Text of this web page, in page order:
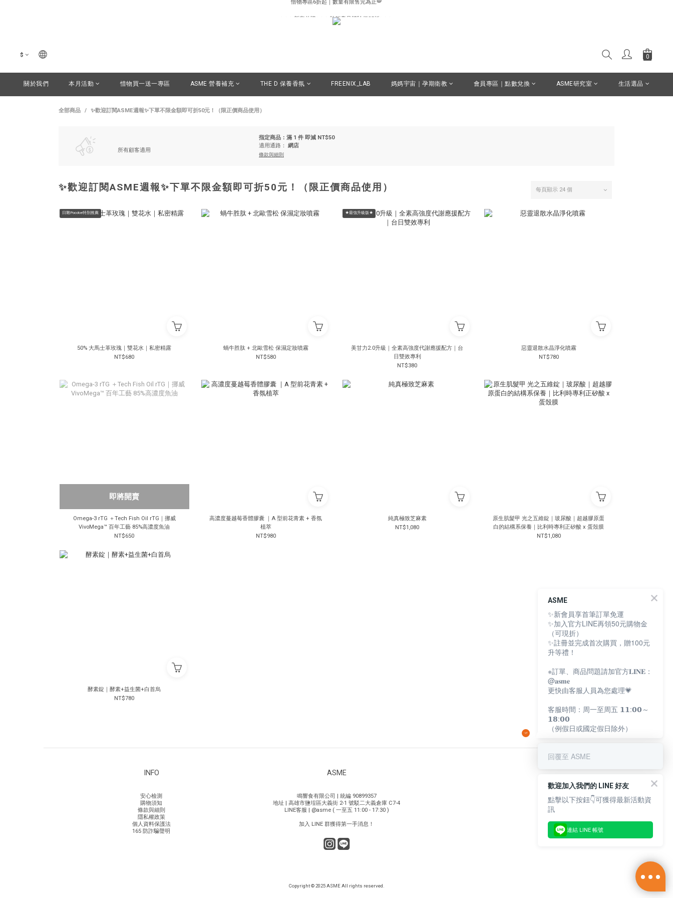
$
關於我們 本月活動 惜物買一送一專區 ASME 營養補充 THE D 保養香氛 FREENIX_LAB 媽媽宇宙｜孕期衛教 會員專區｜點數兌換 ASME研究室 生活選品
全部商品 ✨歡迎訂閱ASME週報✨下單不限金額即可折50元！（限正價商品使用）
所有顧客適用
指定商品：滿 1 件 即減 NT$50
適用通路： 網店
條款與細則
✨歡迎訂閱ASME週報✨下單不限金額即可折50元！（限正價商品使用） 每頁顯示 24 個
日雜Poco'ce特別推薦
50% 大馬士革玫瑰｜雙花水｜私密精露
NT$680
蝸牛胜肽 + 北歐雪松 保濕定妝噴霧
NT$580
★最強升級版★
美甘力2.0升級｜全素高強度代謝應援配方｜台
日雙效專利
NT$380
惡靈退散水晶淨化噴霧
NT$780
即將開賣
Omega-3 rTG ＋Tech Fish Oil rTG｜挪威
VivoMega™ 百年工藝 85%高濃度魚油
NT$650
高濃度蔓越莓香體膠囊 ｜A 型前花青素 + 香氛
植萃
NT$980
純真極致芝麻素
NT$1,080
原生肌髮甲 光之五維錠｜玻尿酸｜超越膠原蛋
白的結構系保養｜比利時專利正矽酸 x 蛋殼膜
NT$1,080
酵素錠｜酵素+益生菌+白首烏
NT$780
INFO
安心檢測
購物須知
條款與細則
隱私權政策
個人資料保護法
165 防詐騙聲明
ASME
鳴響食有限公司 | 統編 90899357
地址 | 高雄市鹽埕區大義街 2-1 號駁二大義倉庫 C7-4
LINE客服 | @asme ( 一至五 11:00 - 17:30 )
加入 LINE 群獲得第一手消息！
Copyright © 2025 ASME All rights reserved.
ASME
✨新會員享首筆訂單免運
✨加入官方LINE再領50元購物金
（可現折）
✨註冊並完成首次購買，贈100元
升等禮！
※訂單、商品問題請加官方𝐋𝐈𝐍𝐄：
@𝐚𝐬𝐦𝐞
更快由客服人員為您處理💗
客服時間：周一至周五 𝟭𝟭:𝟬𝟬～
𝟭𝟴:𝟬𝟬
（例假日或國定假日除外）
回覆至 ASME
歡迎加入我們的 LINE 好友
點擊以下按鈕👇可獲得最新活動資
訊
連結 LINE 帳號